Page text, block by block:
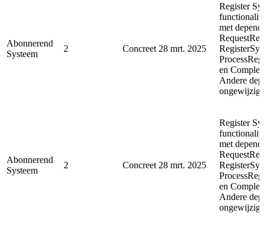
Abonnerend
Systeem
2 Concreet 28 mrt. 2025
Register
met
en
Andere
Abonnerend
Systeem
2 Concreet 28 mrt. 2025
Register
met
en
Andere